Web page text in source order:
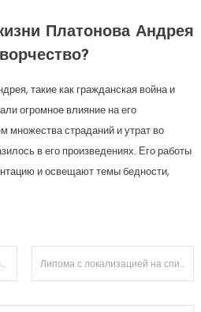
Платонова Андрея
такие как гражданская война и
огромное влияние на его
множества страданий и утрат во
в его произведениях. Его работы
и освещают темы бедности,
Липома с локализацией на спине: обзор средств для домашнего использования